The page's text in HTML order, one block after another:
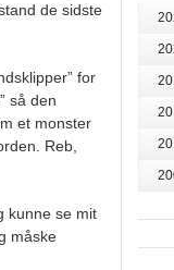
de sidste
for
så den
et monster
Reb,
kunne se mit
måske